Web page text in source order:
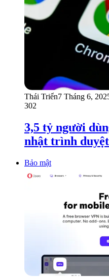
Thái Triển7 Tháng 6,
302
3,5 tỷ người
nhật trình
Bảo mật